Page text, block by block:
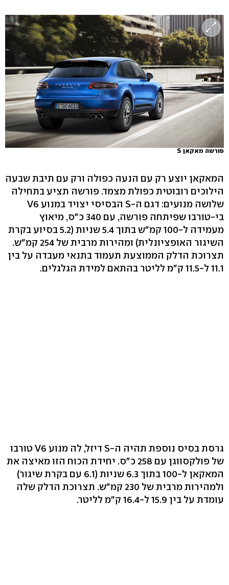
פורשה מאקאן S
המאקאן יוצע רק עם הנעה כפולה ורק עם תיבת שבעה
הילוכים רובוטית כפולת מצמד. פורשה תציע בתחילה
שלושה מנועים: דגם ה-S הבסיסי יצויד במנוע V6
בי-טורבו שפיתחה פורשה, עם 340 כ"ס, מיאוץ
מעמידה ל-100 קמ"ש בתוך 5.4 שניות (5.2 בסיוע בקרת
השיגור האופציונלית) ומהירות מרבית של 254 קמ"ש.
תצרוכת הדלק הממוצעת תעמוד בתנאי מעבדה על בין
11.1 ל-11.5 ק"מ לליטר בהתאם למידת הגלגלים.
גרסת בסיס נוספת תהיה ה-S דיזל, לה מנוע V6 טורבו
של פולקסווגן עם 258 כ"ס. יחידת הכוח הזו מאיצה את
המאקאן ל-100 בתוך 6.3 שניות (6.1 עם בקרת שיגור)
ולמהירות מרבית של 230 קמ"ש. תצרוכת הדלק שלה
עומדת על בין 15.9 ל-16.4 ק"מ לליטר.